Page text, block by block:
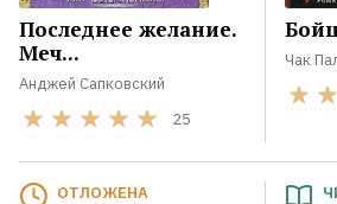
Последнее желание.
Меч...
Анджей Сапковский
25
Чак
ОТЛОЖЕНА